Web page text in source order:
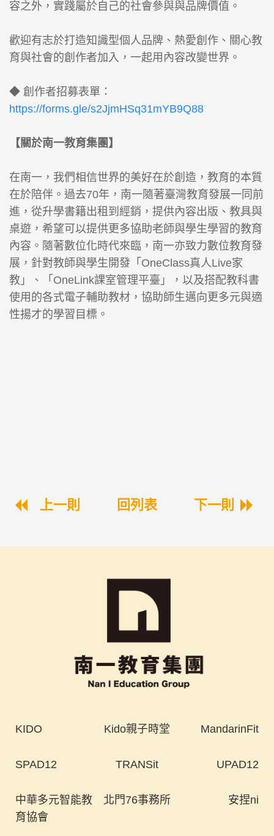
容之外，實踐屬於自己的社會參與與品牌價值。
歡迎有志於打造知識型個人品牌、熱愛創作、關心教
育與社會的創作者加入，一起用內容改變世界。
◆ 創作者招募表單：
https://forms.gle/s2JjmHSq31mYB9Q88
【關於南一教育集團】
在南一，我們相信世界的美好在於創造，教育的本質
在於陪伴。過去70年，南一隨著臺灣教育發展一同前
進，從升學書籍出租到經銷，提供內容出版、教具與
桌遊，希望可以提供更多協助老師與學生學習的教育
內容。隨著數位化時代來臨，南一亦致力數位教育發
展，針對教師與學生開發「OneClass真人Live家
教」、「OneLink課室管理平臺」，以及搭配教科書
使用的各式電子輔助教材，協助師生邁向更多元與適
性揚才的學習目標。
上一則 回列表 下一則
KIDO Kido親子時堂 MandarinFit
SPAD12 TRANSit UPAD12
中華多元智能教
育協會
北門76事務所 安捏ni